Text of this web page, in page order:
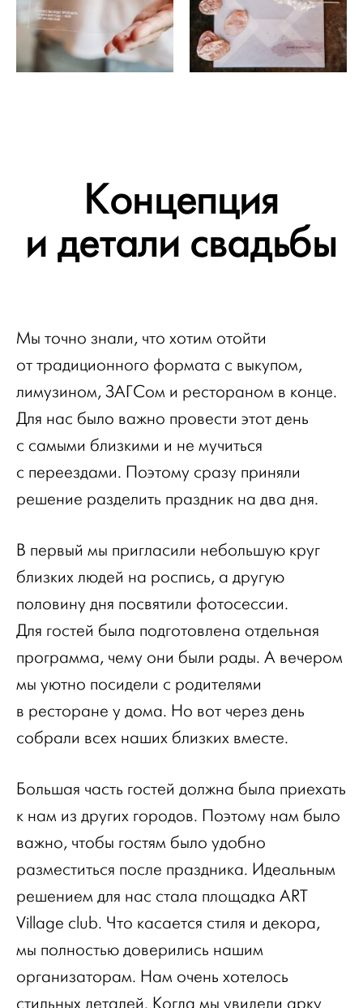
Концепция
и детали свадьбы
Мы точно знали, что хотим отойти
от традиционного формата с выкупом,
лимузином, ЗАГСом и рестораном в конце.
Для нас было важно провести этот день
с самыми близкими и не мучиться
с переездами. Поэтому сразу приняли
решение разделить праздник на два дня.
В первый мы пригласили небольшую круг
близких людей на роспись, а другую
половину дня посвятили фотосессии.
Для гостей была подготовлена отдельная
программа, чему они были рады. А вечером
мы уютно посидели с родителями
в ресторане у дома. Но вот через день
собрали всех наших близких вместе.
Большая часть гостей должна была приехать
к нам из других городов. Поэтому нам было
важно, чтобы гостям было удобно
разместиться после праздника. Идеальным
решением для нас стала площадка ART
Village club. Что касается стиля и декора,
мы полностью доверились нашим
организаторам. Нам очень хотелось
стильных деталей. Когда мы увидели арку